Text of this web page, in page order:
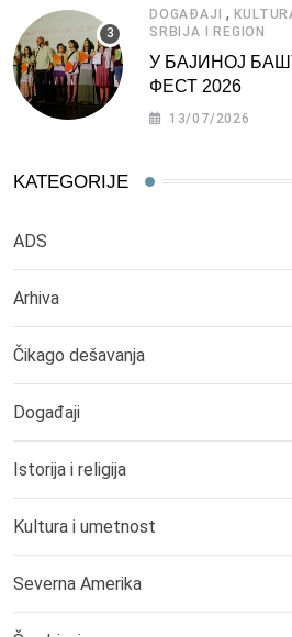
DOGAĐAJI ,
SRBIJA I REGION
У БАЈИНОЈ
ФЕСТ 2026
13/07/2026
KATEGORIJE
ADS
Arhiva
Čikago dešavanja
Događaji
Istorija i religija
Kultura i umetnost
Severna Amerika